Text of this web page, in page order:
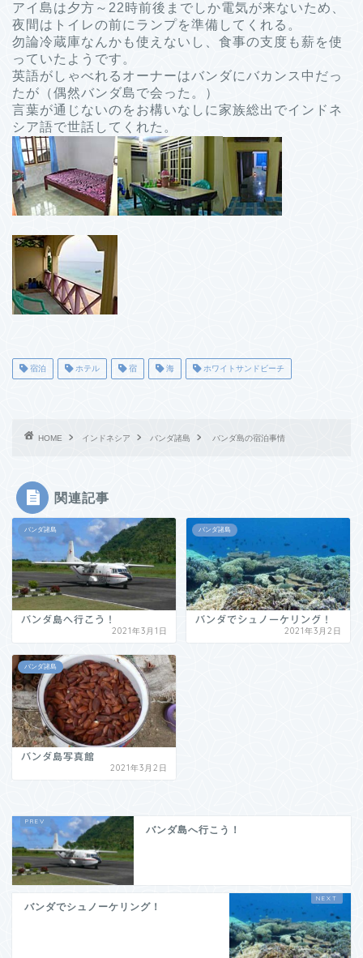
アイ島は夕方～22時前後までしか電気が来ないため、
夜間はトイレの前にランプを準備してくれる。
勿論冷蔵庫なんかも使えないし、食事の支度も薪を使
っていたようです。
英語がしゃべれるオーナーはバンダにバカンス中だっ
たが（偶然バンダ島で会った。）
言葉が通じないのをお構いなしに家族総出でインドネ
シア語で世話してくれた。
宿泊 ホテル 宿 海 ホワイトサンドビーチ
HOME インドネシア バンダ諸島 バンダ島の宿泊事情
関連記事
バンダ諸島
バンダ島へ行こう！
2021年3月1日
バンダ諸島
バンダでシュノーケリング！
2021年3月2日
バンダ諸島
バンダ島写真館
2021年3月2日
バンダ島へ行こう！
バンダでシュノーケリング！